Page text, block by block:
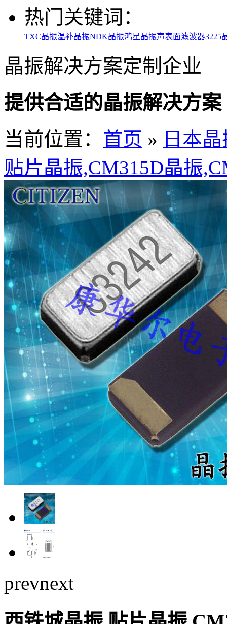
热门关键词：
TXC晶振温补晶振NDK晶振鸿星晶振声表面滤波器3225
晶振解决方案定制企业
提供合适的晶振解决方案
当前位置： 首页 » 日本
贴片晶振,CM315D晶振
prevnext